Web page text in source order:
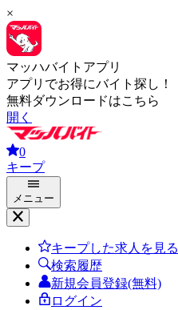
×
マッハバイトアプリ
アプリでお得にバイト探し！
無料ダウンロードはこちら
開く
0
キープ
メニュー
キープした求人を見る
検索履歴
新規会員登録(無料)
ログイン